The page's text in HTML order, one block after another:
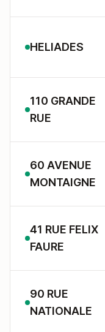
HELIADES
110 GRANDE
RUE
60 AVENUE
MONTAIGNE
41 RUE FELIX
FAURE
90 RUE
NATIONALE